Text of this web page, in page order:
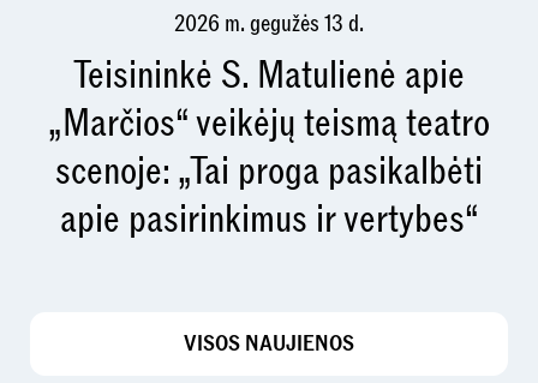
2026 m. gegužės 13 d.
Teisininkė S. Matulienė apie
„Marčios“ veikėjų teismą teatro
scenoje: „Tai proga pasikalbėti
apie pasirinkimus ir vertybes“
VISOS NAUJIENOS